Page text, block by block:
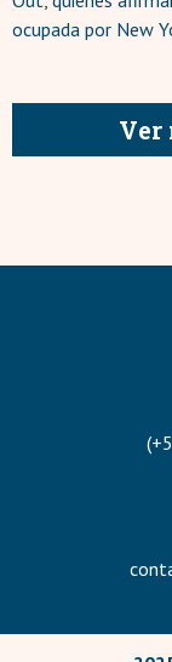
ocupada por New
Ver